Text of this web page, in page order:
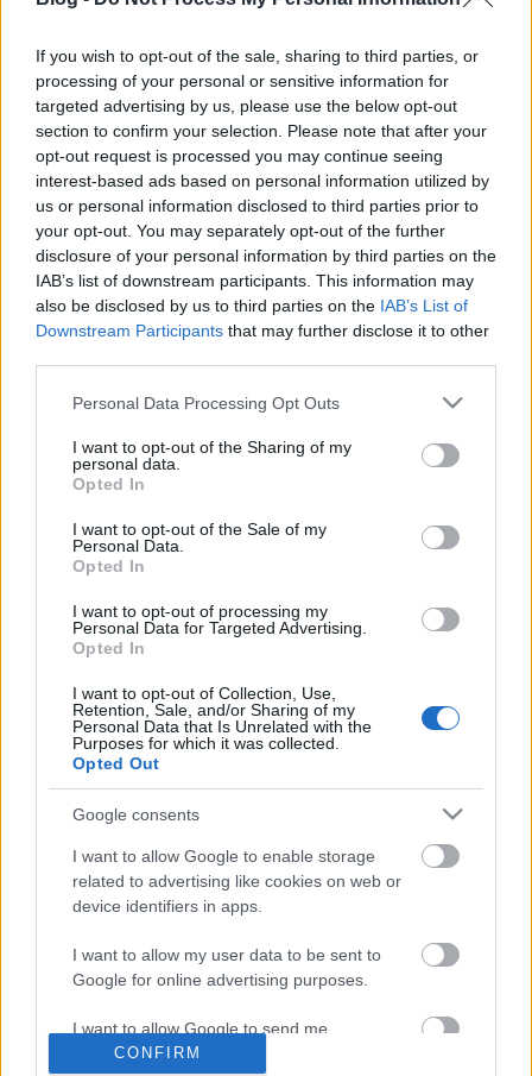
If you wish to opt-out of the sale, sharing to third parties, or
processing of your personal or sensitive information for
targeted advertising by us, please use the below opt-out
section to confirm your selection. Please note that after your
opt-out request is processed you may continue seeing
interest-based ads based on personal information utilized by
us or personal information disclosed to third parties prior to
your opt-out. You may separately opt-out of the further
disclosure of your personal information by third parties on the
IAB’s list of downstream participants. This information may
also be disclosed by us to third parties on the IAB’s List of
Downstream Participants that may further disclose it to other
Please note that this website/app uses one or more Google
not limited to your visit or usage behaviour. You may click to
grant or deny consent to Google and its third-party tags to
use your data for below specified purposes in below Google
consent section.
Personal Data Processing Opt Outs
I want to opt-out of the Sharing of my
personal data.
Opted In
I want to opt-out of the Sale of my
Personal Data.
Opted In
I want to opt-out of processing my
Personal Data for Targeted Advertising.
Opted In
I want to opt-out of Collection, Use,
Retention, Sale, and/or Sharing of my
Personal Data that Is Unrelated with the
Purposes for which it was collected.
Opted Out
Google consents
I want to allow Google to enable storage
related to advertising like cookies on web or
device identifiers in apps.
I want to allow my user data to be sent to
Google for online advertising purposes.
I want to allow Google to send me
personalized advertising.
CONFIRM
Túrófánk. Könnyű és finom.
Takács Gyuláné Erzsike•2015. július 16.
Túrófánk. Könnyű elkészíteni és nagyon finom.
Hozzávalók 4 személyre: 25 dkg tehéntúró (áttörve),
20 dkg finomliszt + 5 dkg búzadara, 1 csomag
sütőpor, 2 egész tojás, 2 dl tejföl, fél mokkáskanál
só. olaj a sütéshez. A hozzávalókat alaposan
összekeverjük,…
Csirke tasakban bátor nyúl módra
Takács Gyuláné Erzsike• 2015. június 12.
Azt ajánlották, a melegben egyszerű ételeket
készítsünk, ez ilyen. Csirke tasakban bátor nyúl
módra Előnye, hogy kevés munkával készül és
mindenki ízlése szerint fűszerezheti. Hozzávalók: 4
személyre 1 egész csirke (1,2-1,5 kg) só, bors,
majoránna, 1 mokkáskanál…